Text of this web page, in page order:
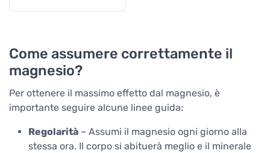
Come assumere correttamente il
magnesio?
Per ottenere il massimo effetto dal magnesio, è
importante seguire alcune linee guida:
Regolarità – Assumi il magnesio ogni giorno alla
stessa ora. Il corpo si abituerà meglio e il minerale